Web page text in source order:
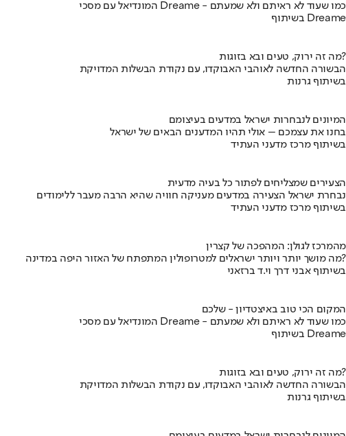
המונדיאל עם מסכי Dreame - כמו שעוד לא ראיתם ולא שמעתם
בשיתוף Dreame
מה זה ירוק, טעים ובא בזוגות?
הבשורה החדשה לאוהבי האבוקדו, עם נקודת הבשלות המדויקת
בשיתוף גרנות
המיונים לנבחרות ישראל במדעים בעיצומם
בחנו את עצמכם – אולי תהיו המדענים הבאים של ישראל
בשיתוף מרכז מדעני העתיד
הצעירים שמצליחים לפתור כל בעיה מדעית
נבחרת ישראל הצעירה במדעים מעניקה חוויה שהיא הרבה מעבר ללימודים
בשיתוף מרכז מדעני העתיד
מהמרכז לגולן: המהפכה של קצרין
מה מושך יותר ויותר ישראלים למטרופולין המתפתח של האזור היפה במדינה?
בשיתוף אבני דרך וי.ד ברזאני
המקום הכי טוב באיצטדיון - שלכם
המונדיאל עם מסכי Dreame - כמו שעוד לא ראיתם ולא שמעתם
בשיתוף Dreame
מה זה ירוק, טעים ובא בזוגות?
הבשורה החדשה לאוהבי האבוקדו, עם נקודת הבשלות המדויקת
בשיתוף גרנות